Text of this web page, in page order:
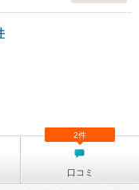
口コミ
2件